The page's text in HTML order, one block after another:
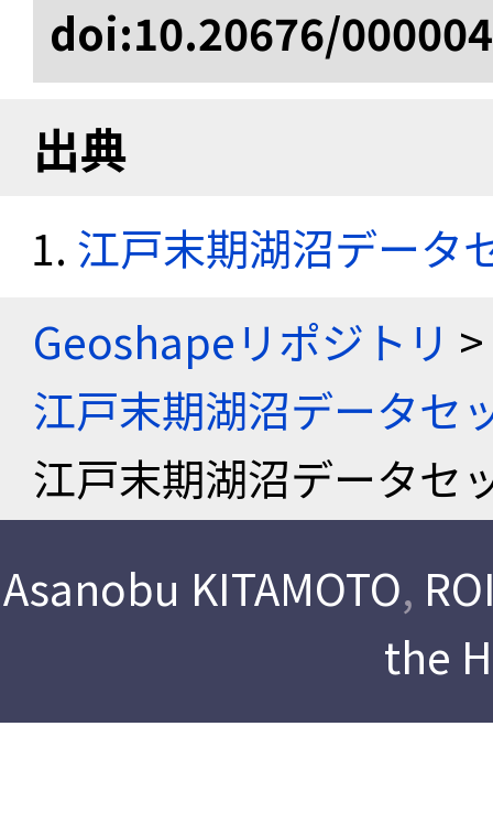
doi:10.20676/
出典
江戸末期湖沼データ
Geoshapeリポジトリ >
江戸末期湖沼データセ
江戸末期湖沼データセ
Asanobu KITAMOTO,
the